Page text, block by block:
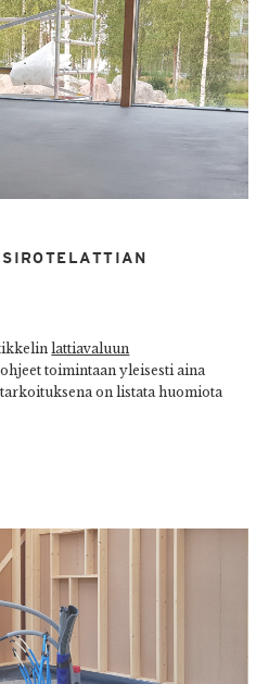
lattiavaluun
ohjeet toimintaan yleisesti aina
on listata huomiota